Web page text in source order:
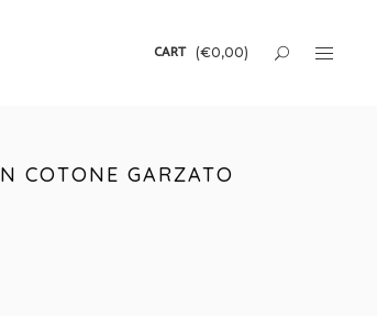
CART (€0,00)
COTONE GARZATO